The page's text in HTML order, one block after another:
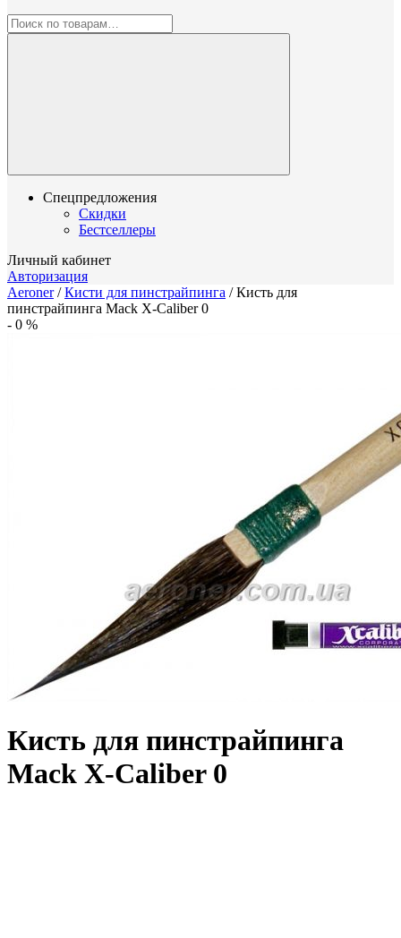
Спецпредложения
Скидки
Бестселлеры
Личный кабинет
Авторизация
Aeroner/Кисти для пинстрайпинга /Кисть для
пинстрайпинга Mack X-Caliber 0
- 0 %
Кисть для пинстрайпинга
Mack X-Caliber 0